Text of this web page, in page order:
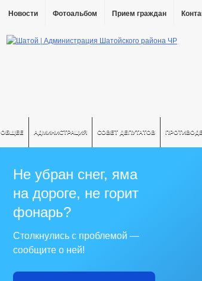
Новости Фотоальбом Прием граждан
ОБЩЕЕ АДМИНИСТРАЦИЯ СОВЕТ ДЕПУТАТОВ
Не убран снег, яма
на дороге, не горит
фонарь?
Столкнулись с проблемой —
сообщите о ней!